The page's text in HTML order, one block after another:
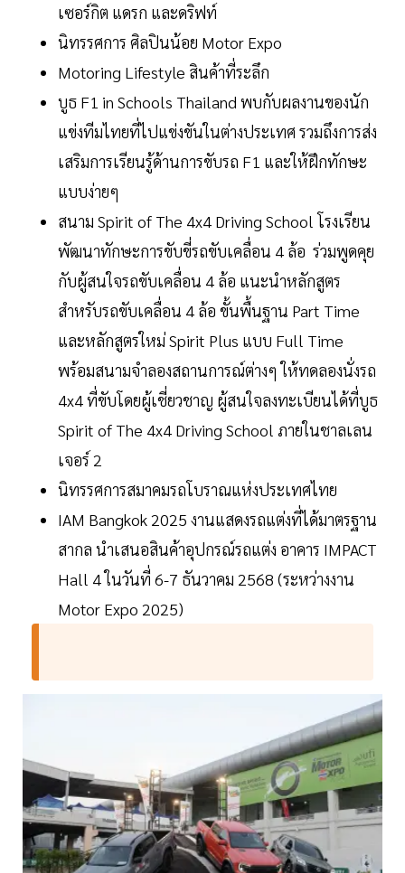
เซอร์กิต แดรก และดริฟท์
นิทรรศการ ศิลปินน้อย Motor Expo
Motoring Lifestyle สินค้าที่ระลึก
บูธ F1 in Schools Thailand พบกับผลงานของนัก
แข่งทีมไทยที่ไปแข่งขันในต่างประเทศ รวมถึงการส่ง
เสริมการเรียนรู้ด้านการขับรถ F1 และให้ฝึกทักษะ
แบบง่ายๆ
สนาม Spirit of The 4x4 Driving School โรงเรียน
พัฒนาทักษะการขับขี่รถขับเคลื่อน 4 ล้อ ร่วมพูดคุย
กับผู้สนใจรถขับเคลื่อน 4 ล้อ แนะนำหลักสูตร
สำหรับรถขับเคลื่อน 4 ล้อ ขั้นพื้นฐาน Part Time
และหลักสูตรใหม่ Spirit Plus แบบ Full Time
พร้อมสนามจำลองสถานการณ์ต่างๆ ให้ทดลองนั่งรถ
4x4 ที่ขับโดยผู้เชี่ยวชาญ ผู้สนใจลงทะเบียนได้ที่บูธ
Spirit of The 4x4 Driving School ภายในชาลเลน
เจอร์ 2
นิทรรศการสมาคมรถโบราณแห่งประเทศไทย
IAM Bangkok 2025 งานแสดงรถแต่งที่ได้มาตรฐาน
สากล นำเสนอสินค้าอุปกรณ์รถแต่ง อาคาร IMPACT
Hall 4 ในวันที่ 6-7 ธันวาคม 2568 (ระหว่างงาน
Motor Expo 2025)